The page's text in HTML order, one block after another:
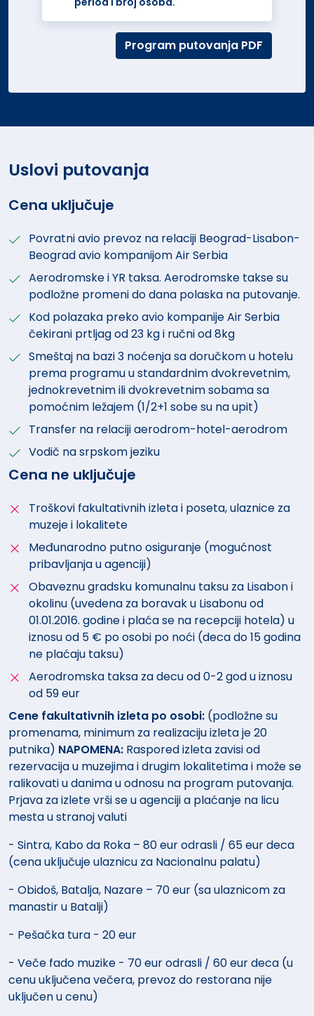
Program putovanja PDF
Uslovi putovanja
Cena uključuje
Povratni avio prevoz na relaciji Beograd-Lisabon-
Beograd avio kompanijom Air Serbia
Aerodromske i YR taksa. Aerodromske takse su
podložne promeni do dana polaska na putovanje.
Kod polazaka preko avio kompanije Air Serbia
čekirani prtljag od 23 kg i ručni od 8kg
Smeštaj na bazi 3 noćenja sa doručkom u hotelu
prema programu u standardnim dvokrevetnim,
jednokrevetnim ili dvokrevetnim sobama sa
pomoćnim ležajem (1/2+1 sobe su na upit)
Transfer na relaciji aerodrom-hotel-aerodrom
Vodič na srpskom jeziku
Cena ne uključuje
Troškovi fakultativnih izleta i poseta, ulaznice za
muzeje i lokalitete
Međunarodno putno osiguranje (mogućnost
pribavljanja u agenciji)
Obaveznu gradsku komunalnu taksu za Lisabon i
okolinu (uvedena za boravak u Lisabonu od
01.01.2016. godine i plaća se na recepciji hotela) u
iznosu od 5 € po osobi po noći (deca do 15 godina
ne plaćaju taksu)
Aerodromska taksa za decu od 0-2 god u iznosu
od 59 eur
Cene fakultativnih izleta po osobi: (podložne su
promenama, minimum za realizaciju izleta je 20
putnika) NAPOMENA: Raspored izleta zavisi od
rezervacija u muzejima i drugim lokalitetima i može se
ralikovati u danima u odnosu na program putovanja.
Prjava za izlete vrši se u agenciji a plaćanje na licu
mesta u stranoj valuti
- Sintra, Kabo da Roka – 80 eur odrasli / 65 eur deca
(cena uključuje ulaznicu za Nacionalnu palatu)
- Obidoš, Batalja, Nazare – 70 eur (sa ulaznicom za
manastir u Batalji)
- Pešačka tura - 20 eur
- Veče fado muzike - 70 eur odrasli / 60 eur deca (u
cenu uključena večera, prevoz do restorana nije
uključen u cenu)